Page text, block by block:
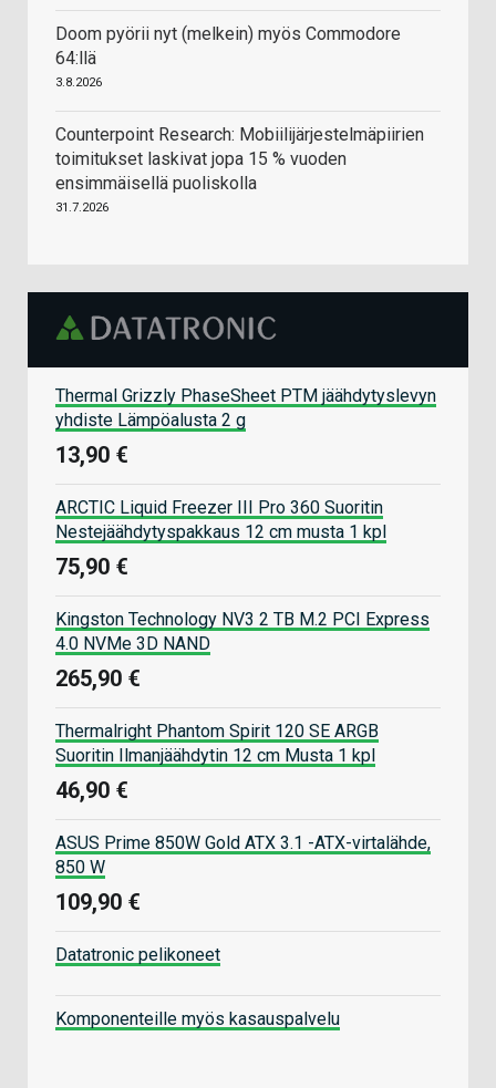
Doom pyörii nyt (melkein) myös Commodore
64:llä
3.8.2026
Counterpoint Research: Mobiilijärjestelmäpiirien
toimitukset laskivat jopa 15 % vuoden
ensimmäisellä puoliskolla
31.7.2026
Thermal Grizzly PhaseSheet PTM jäähdytyslevyn
yhdiste Lämpöalusta 2 g
13,90 €
ARCTIC Liquid Freezer III Pro 360 Suoritin
Nestejäähdytyspakkaus 12 cm musta 1 kpl
75,90 €
Kingston Technology NV3 2 TB M.2 PCI Express
4.0 NVMe 3D NAND
265,90 €
Thermalright Phantom Spirit 120 SE ARGB
Suoritin Ilmanjäähdytin 12 cm Musta 1 kpl
46,90 €
ASUS Prime 850W Gold ATX 3.1 -ATX-virtalähde,
850 W
109,90 €
Datatronic pelikoneet
Komponenteille myös kasauspalvelu